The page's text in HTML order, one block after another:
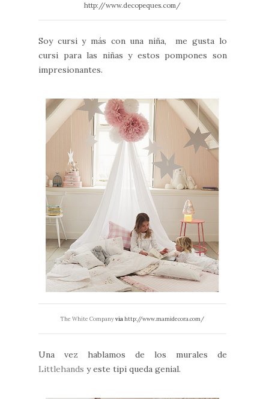
http://www.decopeques.com/
Soy cursi y más con una niña, me gusta lo
cursi para las niñas y estos pompones son
impresionantes.
The White Companyviahttp://www.mamidecora.com/
Una vez hablamos de los murales de
Littlehands y este tipi queda genial.